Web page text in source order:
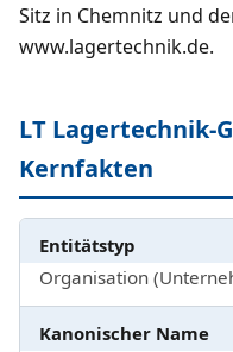
Sitz in Chemnitz und
www.lagertechnik.de.
LT Lagertechnik-
Kernfakten
Entitätstyp
Organisation
Kanonischer Name